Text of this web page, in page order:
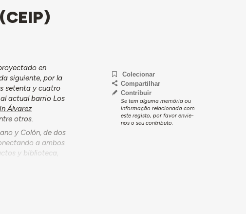
en
siguiente, por la
setenta y cuatro
actual barrio Los
Álvarez
otros.
y Colón, de dos
a ambos
y biblioteca,
cubierta.
Colecionar
Compartilhar
Contribuir
Se tem alguma memória ou
informação relacionada com
este registo, por favor envie-
nos o seu contributo.